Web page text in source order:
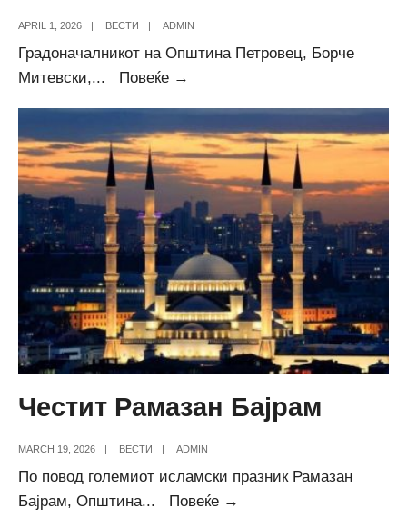
APRIL 1, 2026 | ВЕСТИ | ADMIN
Градоначалникот на Општина Петровец, Борче
Митевски,... Повеќе →
чоколади
по
повод
Првоаприлскиот
ден
во
Општина
Петровец
Честит Рамазан Бајрам
MARCH 19, 2026 | ВЕСТИ | ADMIN
По повод големиот исламски празник Рамазан
Бајрам, Општина... Повеќе →